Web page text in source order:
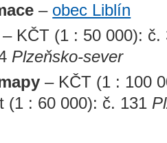
– obec Liblín
– KČT (1 : 50 000):
Plzeňsko-sever
– KČT (1 : 100
(1 : 60 000): č. 131